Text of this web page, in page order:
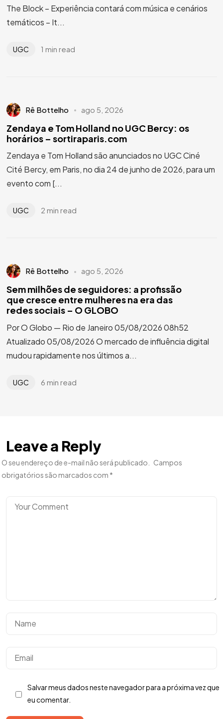
The Block – Experiência contará com música e cenários
temáticos – It...
UGC 1 min read
Rê Bottelho ago 5, 2026
Zendaya e Tom Holland no UGC Bercy: os
horários – sortiraparis.com
Zendaya e Tom Holland são anunciados no UGC Ciné
Cité Bercy, em Paris, no dia 24 de junho de 2026, para um
evento com [...
UGC 2 min read
Rê Bottelho ago 5, 2026
Sem milhões de seguidores: a profissão
que cresce entre mulheres na era das
redes sociais – O GLOBO
Por O Globo — Rio de Janeiro 05/08/2026 08h52
Atualizado 05/08/2026 O mercado de influência digital
mudou rapidamente nos últimos a...
UGC 6 min read
Leave a Reply
O seu endereço de e-mail não será publicado.
Campos
obrigatórios são marcados com *
Salvar meus dados neste navegador para a próxima vez que
eu comentar.Tem uma